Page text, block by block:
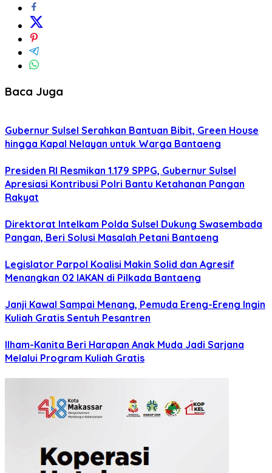
Baca Juga
Gubernur Sulsel Serahkan Bantuan Bibit, Green House
hingga Kapal Nelayan untuk Warga Bantaeng
Presiden RI Resmikan 1.179 SPPG, Gubernur Sulsel
Apresiasi Kontribusi Polri Bantu Ketahanan Pangan
Rakyat
Direktorat Intelkam Polda Sulsel Dukung Swasembada
Pangan, Beri Solusi Masalah Petani Bantaeng
Legislator Parpol Koalisi Makin Solid dan Agresif
Menangkan 02 IAKAN di Pilkada Bantaeng
Janji Kawal Sampai Menang, Pemuda Ereng-Ereng Ingin
Kuliah Gratis Sentuh Pesantren
Ilham-Kanita Beri Harapan Anak Muda Jadi Sarjana
Melalui Program Kuliah Gratis